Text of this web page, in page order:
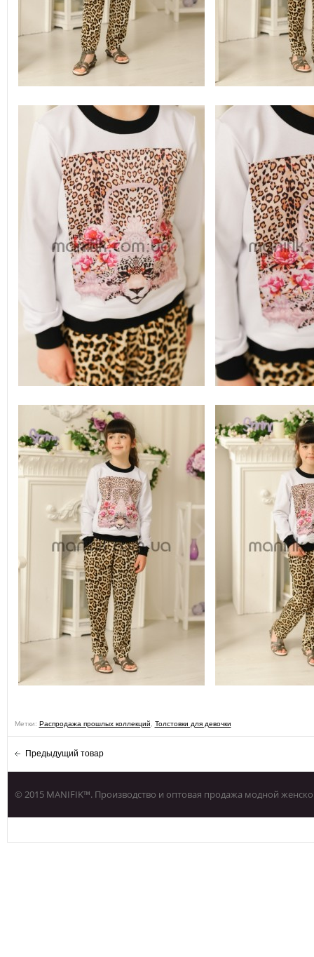
Метки: Распродажа прошлых коллекций Толстовки для девочки
Предыдущий товар
© 2015 MANIFIK™. Производство и оптовая продажа модной